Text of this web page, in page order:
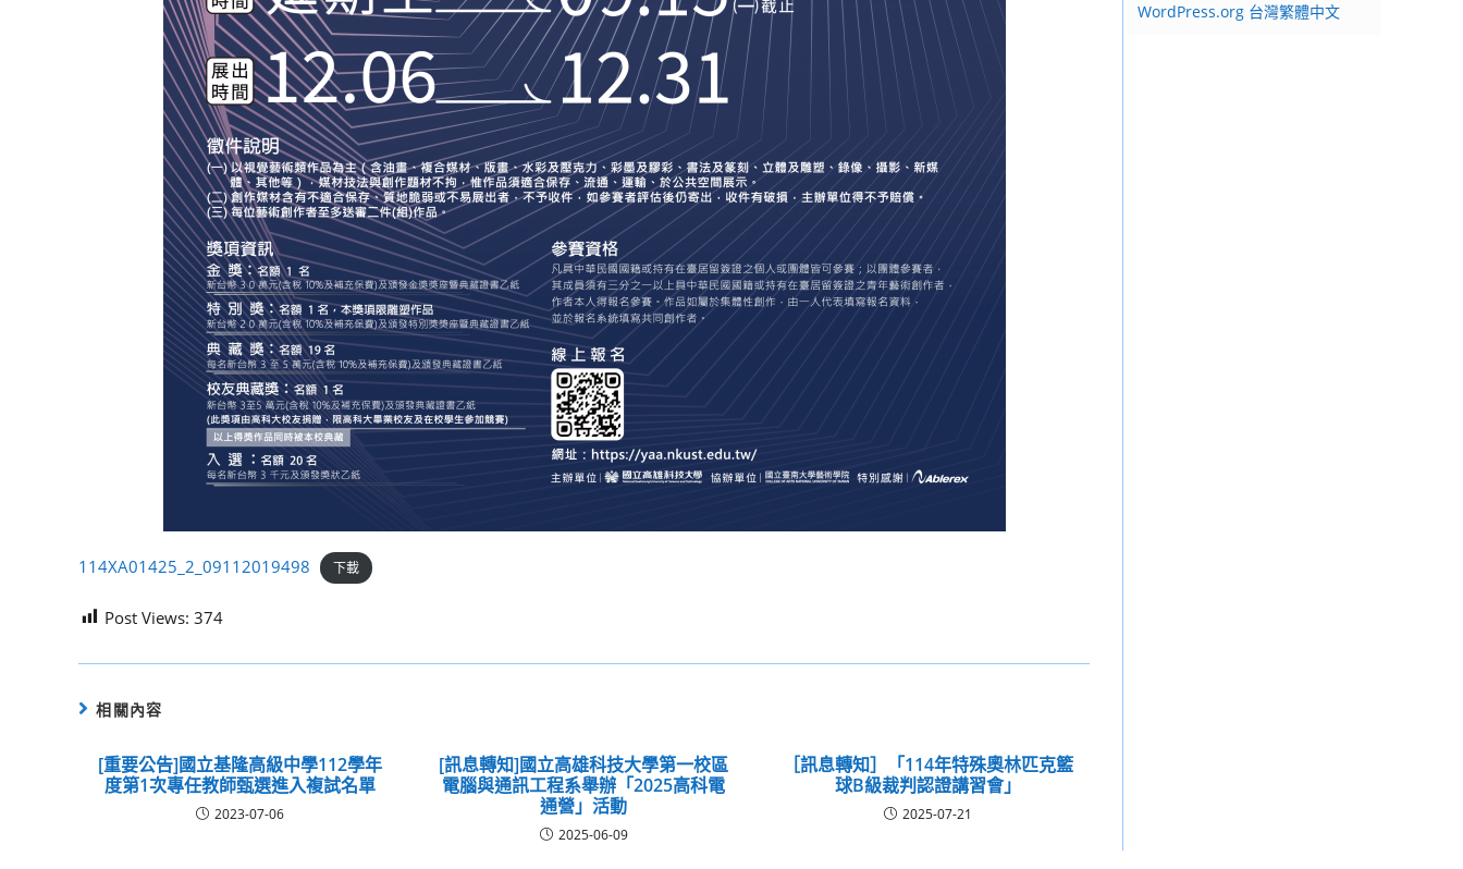
114XA01425_2_09112019498 下載
Post Views: 374
相關內容
[重要公告]國立基隆高級中學112學年
度第1次專任教師甄選進入複試名單
2023-07-06
[訊息轉知]國立高雄科技大學第一校區
電腦與通訊工程系舉辦「2025高科電
通營」活動
2025-06-09
［訊息轉知］「114年特殊奧林匹克籃
球B級裁判認證講習會」
2025-07-21
WordPress.org 台灣繁體中文